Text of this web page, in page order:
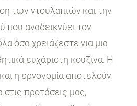
των ντουλαπιών και την
που αναδεικνύει τον
όσα χρειάζεστε για μια
ευχάριστη κουζίνα. Η
η εργονομία αποτελούν
στις προτάσεις μας,